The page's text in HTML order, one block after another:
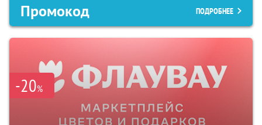
Промокод ПОДРОБНЕЕ
-20%